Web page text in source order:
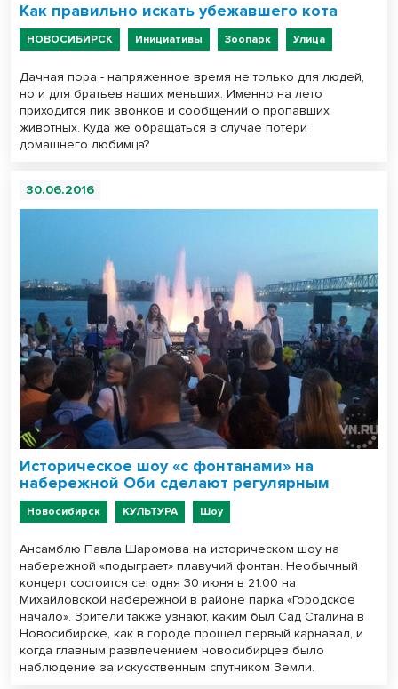
Как правильно искать убежавшего кота
НОВОСИБИРСК Инициативы Зоопарк Улица
Дачная пора - напряженное время не только для людей,
но и для братьев наших меньших. Именно на лето
приходится пик звонков и сообщений о пропавших
животных. Куда же обращаться в случае потери
домашнего любимца?
30.06.2016
Историческое шоу «с фонтанами» на
набережной Оби сделают регулярным
Новосибирск КУЛЬТУРА Шоу
Ансамблю Павла Шаромова на историческом шоу на
набережной «подыграет» плавучий фонтан. Необычный
концерт состоится сегодня 30 июня в 21.00 на
Михайловской набережной в районе парка «Городское
начало». Зрители также узнают, каким был Сад Сталина в
Новосибирске, как в городе прошел первый карнавал, и
когда главным развлечением новосибирцев было
наблюдение за искусственным спутником Земли.